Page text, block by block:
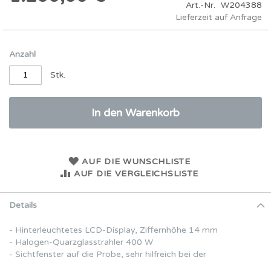
Art.-Nr. W204388
Lieferzeit auf Anfrage
Anzahl
Stk.
In den Warenkorb
AUF DIE WUNSCHLISTE
AUF DIE VERGLEICHSLISTE
Details
- Hinterleuchtetes LCD-Display, Ziffernhöhe 14 mm
- Halogen-Quarzglasstrahler 400 W
- Sichtfenster auf die Probe, sehr hilfreich bei der